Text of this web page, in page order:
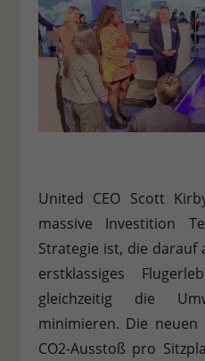
United CEO Scott
massive Investition
Strategie ist, die darauf
erstklassiges
gleichzeitig die
minimieren. Die neuen
CO2-Ausstoß pro